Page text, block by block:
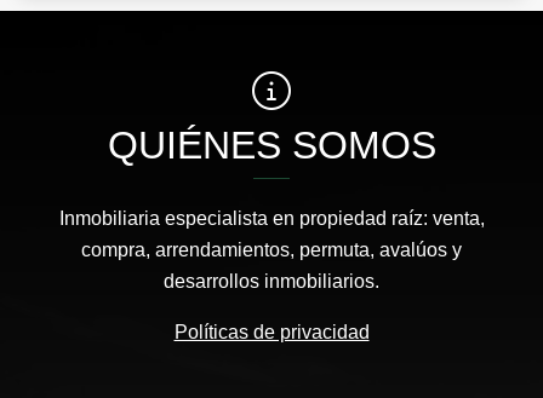
QUIÉNES SOMOS
Inmobiliaria especialista en propiedad raíz: venta,
compra, arrendamientos, permuta, avalúos y
desarrollos inmobiliarios.
Políticas de privacidad